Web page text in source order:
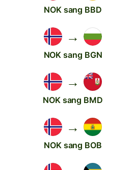
NOK sang BBD
→
NOK sang BGN
→
NOK sang BMD
→
NOK sang BOB